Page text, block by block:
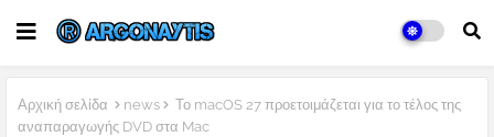
Αρχική σελίδα news
Το macOS 27 προετοιμάζεται για το τέλος της
αναπαραγωγής DVD στα Mac